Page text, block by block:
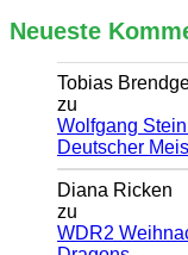
Neueste
Tobias
zu
Wolfgang
Deutscher
Diana Ricken
zu
WDR2